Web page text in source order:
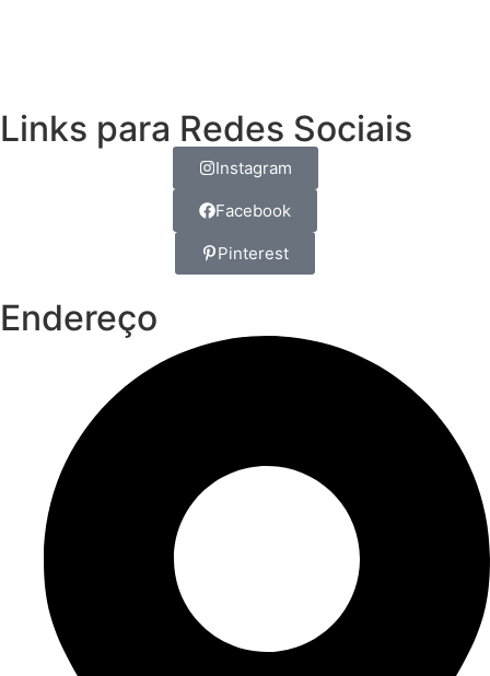
Links para Redes Sociais
Instagram
Facebook
Pinterest
Endereço